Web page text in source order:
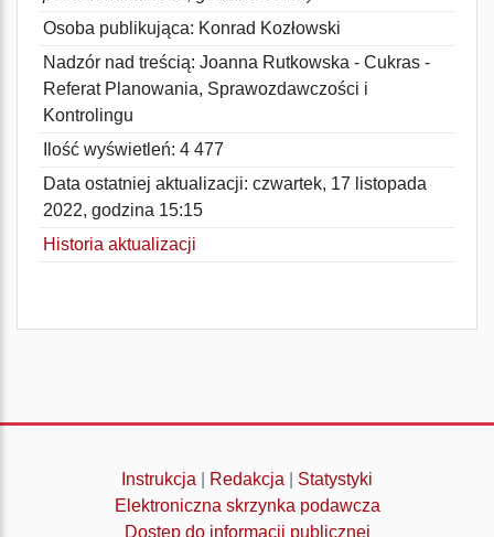
Osoba publikująca: Konrad Kozłowski
Nadzór nad treścią: Joanna Rutkowska - Cukras -
Referat Planowania, Sprawozdawczości i
Kontrolingu
Ilość wyświetleń: 4 477
Data ostatniej aktualizacji: czwartek, 17 listopada
2022, godzina 15:15
Historia aktualizacji
Instrukcja Redakcja
Statystyki
Elektroniczna skrzynka podawcza
Dostęp do informacji publicznej